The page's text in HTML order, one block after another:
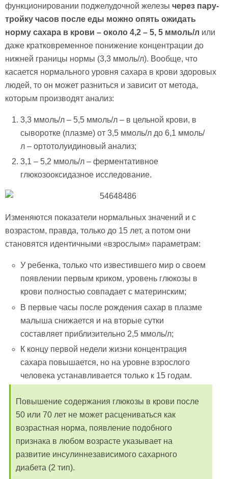
функционировании поджелудочной железы через пару-
тройку часов после еды можно опять ожидать
норму сахара в крови – около 4,2 – 5, 5 ммоль/л или
даже кратковременное понижение концентрации до
нижней границы нормы (3,3 ммоль/л). Вообще, что
касается нормального уровня сахара в крови здоровых
людей, то он может разниться и зависит от метода,
которым производят анализ:
3,3 ммоль/л – 5,5 ммоль/л – в цельной крови, в
сыворотке (плазме) от 3,5 ммоль/л до 6,1 ммоль/
л – ортотолуидиновый анализ;
3,1 – 5,2 ммоль/л – ферментативное
глюкозооксидазное исследование.
Изменяются показатели нормальных значений и с
возрастом, правда, только до 15 лет, а потом они
становятся идентичными «взрослым» параметрам:
У ребенка, только что известившего мир о своем
появлении первым криком, уровень глюкозы в
крови полностью совпадает с материнским;
В первые часы после рождения сахар в плазме
малыша снижается и на вторые сутки
составляет приблизительно 2,5 ммоль/л;
К концу первой недели жизни концентрация
сахара повышается, но на уровне взрослого
человека устанавливается только к 15 годам.
Повышение содержания глюкозы в крови после
50 или 70 лет не может расцениваться как
возрастная норма, появление подобного
признака в любом возрасте указывает на
развитие инсулиннезависимого сахарного
диабета (2 тип).